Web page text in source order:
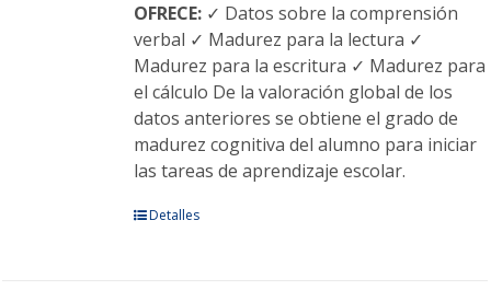
OFRECE:✓ Datos sobre la comprensión
verbal ✓ Madurez para la lectura ✓
Madurez para la escritura ✓ Madurez para
el cálculo De la valoración global de los
datos anteriores se obtiene el grado de
madurez cognitiva del alumno para iniciar
las tareas de aprendizaje escolar.
EsteDetalles